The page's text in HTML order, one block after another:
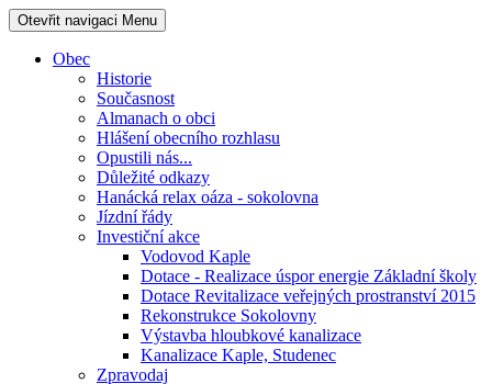
Otevřit navigaci Menu
Obec
Historie
Současnost
Almanach o obci
Hlášení obecního rozhlasu
Opustili nás...
Důležité odkazy
Hanácká relax oáza - sokolovna
Jízdní řády
Investiční akce
Vodovod Kaple
Dotace - Realizace úspor energie Základní školy
Dotace Revitalizace veřejných prostranství 2015
Rekonstrukce Sokolovny
Výstavba hloubkové kanalizace
Kanalizace Kaple, Studenec
Zpravodaj